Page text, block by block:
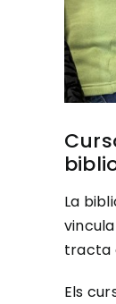
La
tracta
Els